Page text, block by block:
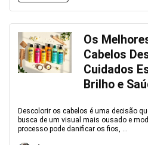
Os
Cabelos
Cuidados
Brilho e
Descolorir os cabelos é uma decisão
busca de um visual mais ousado e
processo pode danificar os fios, ...